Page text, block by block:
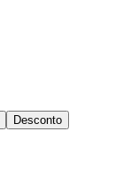
Desconto